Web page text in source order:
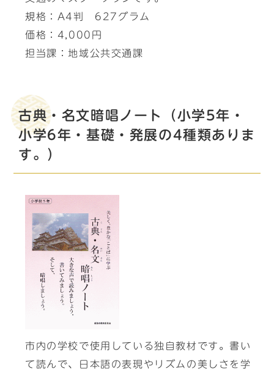
規格：A4判 627グラム
価格：4,000円
担当課：地域公共交通課
古典・名文暗唱ノート（小学5年・
小学6年・基礎・発展の4種類ありま
す。）
市内の学校で使用している独自教材です。書い
て読んで、日本語の表現やリズムの美しさを学